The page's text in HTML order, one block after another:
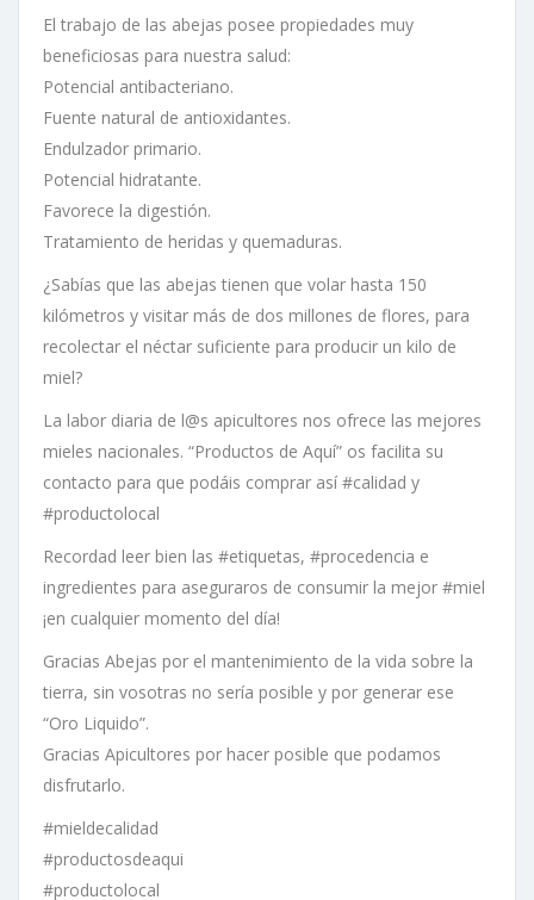
El trabajo de las abejas posee propiedades muy
beneficiosas para nuestra salud:
Potencial antibacteriano.
Fuente natural de antioxidantes.
Endulzador primario.
Potencial hidratante.
Favorece la digestión.
Tratamiento de heridas y quemaduras.
¿Sabías que las abejas tienen que volar hasta 150
kilómetros y visitar más de dos millones de flores, para
recolectar el néctar suficiente para producir un kilo de
miel?
La labor diaria de l@s apicultores nos ofrece las mejores
mieles nacionales. “Productos de Aquí” os facilita su
contacto para que podáis comprar así #calidad y
#productolocal
Recordad leer bien las #etiquetas, #procedencia e
ingredientes para aseguraros de consumir la mejor #miel
¡en cualquier momento del día!
Gracias Abejas por el mantenimiento de la vida sobre la
tierra, sin vosotras no sería posible y por generar ese
“Oro Liquido”.
Gracias Apicultores por hacer posible que podamos
disfrutarlo.
#mieldecalidad
#productosdeaqui
#productolocal